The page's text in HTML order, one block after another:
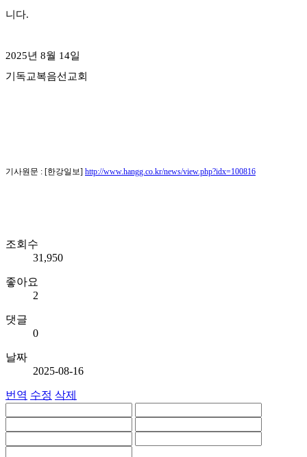
니다.
2025년 8월 14일
기독교복음선교회
기사원문 : [한강일보] http://www.hangg.co.kr/news/view.php?idx=100816
조회수
31,950
좋아요
2
댓글
0
날짜
2025-08-16
번역 수정 삭제